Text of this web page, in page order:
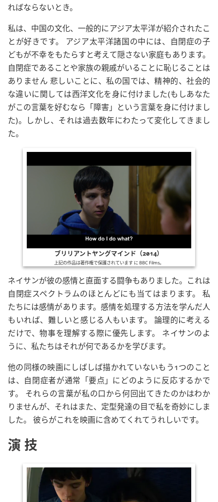
ればならないとき。
私は、中国の文化、一般的にアジア太平洋が紹介されたこ
とが好きです。 アジア太平洋諸国の中には、自閉症の子
どもが不幸をもたらすと考えて隠さない家庭もあります。
自閉症であることや家族の親戚がいることに恥じることは
ありません 悲しいことに、私の国では、精神的、社会的
な違いに関しては西洋文化を身に付けました(もしあなた
がこの言葉を好むなら「障害」という言葉を身に付けまし
た)。しかし、それは過去数年にわたって変化してきまし
た。
ブリリアントヤングマインド（2014）
上記の作品は著作権で保護されています に BBC Films。
ネイサンが彼の感情と直面する闘争もありました。これは
自閉症スペクトラムのほとんどにも当てはまります。 私
たちには感情があります。感情を処理する方法を学んだ人
もいれば、難しいと感じる人もいます。 論理的に考える
だけで、物事を理解する際に優先します。 ネイサンのよ
うに、私たちはそれが何であるかを学びます。
他の同様の映画にしばしば描かれていないもう1つのこと
は、自閉症者が通常
要点
にどのように反応するかで
す。 それらの言葉が私の口から何回出てきたのかはわか
りませんが、それはまた、定型発達の目で私を奇妙にしま
した。 彼らがこれを映画に含めてくれてうれしいです。
演技